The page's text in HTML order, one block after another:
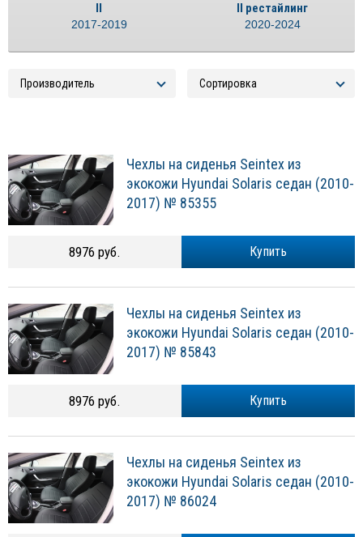
II
2017-2019
II рестайлинг
2020-2024
Чехлы на сиденья Seintex из
экокожи Hyundai Solaris седан (2010-
2017) № 85355
Купить
8976 руб.
Чехлы на сиденья Seintex из
экокожи Hyundai Solaris седан (2010-
2017) № 85843
Купить
8976 руб.
Чехлы на сиденья Seintex из
экокожи Hyundai Solaris седан (2010-
2017) № 86024